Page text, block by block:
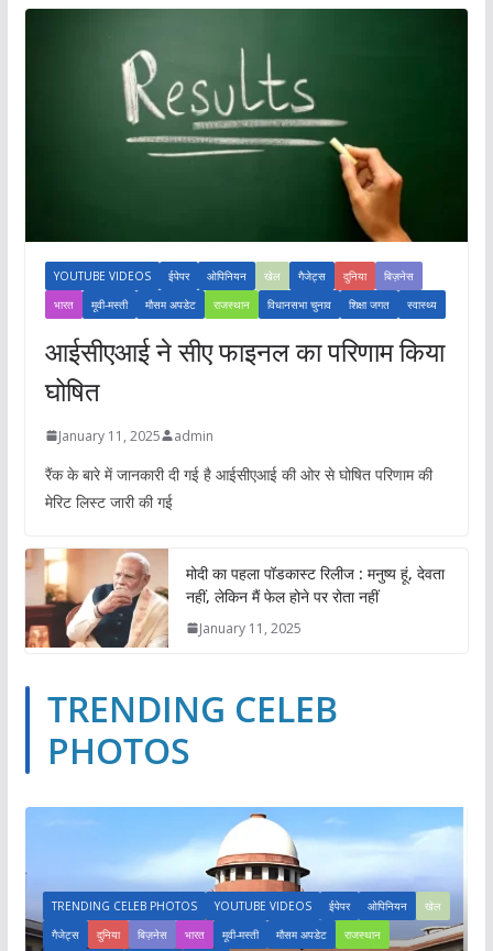
YOUTUBE VIDEOS ईपेपर ओपिनियन खेल गैजेट्स दुनिया
बिज़नेस
भारत
मूवी-मस्ती मौसम अपडेट राजस्थान विधानसभा चुनाव शिक्षा जगत स्वास्थ्य
आईसीएआई ने सीए फाइनल का परिणाम किया
घोषित
January 11, 2025 admin
रैंक के बारे में जानकारी दी गई है आईसीएआई की ओर से घोषित परिणाम की
मेरिट लिस्ट जारी की गई
मोदी का पहला पॉडकास्ट रिलीज : मनुष्य हूं, देवता
नहीं, लेकिन मैं फेल होने पर रोता नहीं
January 11, 2025
TRENDING CELEB
PHOTOS
TRENDING CELEB PHOTOS YOUTUBE VIDEOS ईपेपर ओपिनियन
खेल
गैजेट्स
दुनिया बिज़नेस भारत मूवी-मस्ती मौसम अपडेट राजस्थान